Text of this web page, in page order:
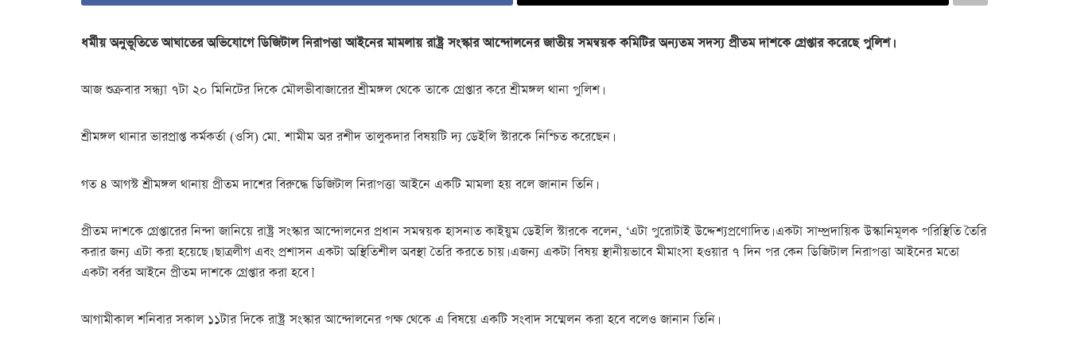
ধর্মীয় অনুভূতিতে আঘাতের অভিযোগে ডিজিটাল নিরাপত্তা আইনের মামলায় রাষ্ট্র সংস্কার আন্দোলনের জাতীয় সমন্বয়ক কমিটির অন্যতম সদস্য প্রীতম দাশকে গ্রেপ্তার করেছে পুলিশ।
আজ শুক্রবার সন্ধ্যা ৭টা ২০ মিনিটের দিকে মৌলভীবাজারের শ্রীমঙ্গল থেকে তাকে গ্রেপ্তার করে শ্রীমঙ্গল থানা পুলিশ।
শ্রীমঙ্গল থানার ভারপ্রাপ্ত কর্মকর্তা (ওসি) মো. শামীম অর রশীদ তালুকদার বিষয়টি দ্য ডেইলি স্টারকে নিশ্চিত করেছেন।
গত ৪ আগস্ট শ্রীমঙ্গল থানায় প্রীতম দাশের বিরুদ্ধে ডিজিটাল নিরাপত্তা আইনে একটি মামলা হয় বলে জানান তিনি।
প্রীতম দাশকে গ্রেপ্তারের নিন্দা জানিয়ে রাষ্ট্র সংস্কার আন্দোলনের প্রধান সমন্বয়ক হাসনাত কাইয়ুম ডেইলি স্টারকে বলেন, ‘এটা পুরোটাই উদ্দেশ্যপ্রণোদিত। একটা সাম্প্রদায়িক উস্কানিমূলক পরিস্থিতি তৈরি
করার জন্য এটা করা হয়েছে। ছাত্রলীগ এবং প্রশাসন একটা অস্থিতিশীল অবস্থা তৈরি করতে চায়। এজন্য একটা বিষয় স্থানীয়ভাবে মীমাংসা হওয়ার ৭ দিন পর কেন ডিজিটাল নিরাপত্তা আইনের মতো
একটা বর্বর আইনে প্রীতম দাশকে গ্রেপ্তার করা হবে।’
আগামীকাল শনিবার সকাল ১১টার দিকে রাষ্ট্র সংস্কার আন্দোলনের পক্ষ থেকে এ বিষয়ে একটি সংবাদ সম্মেলন করা হবে বলেও জানান তিনি।